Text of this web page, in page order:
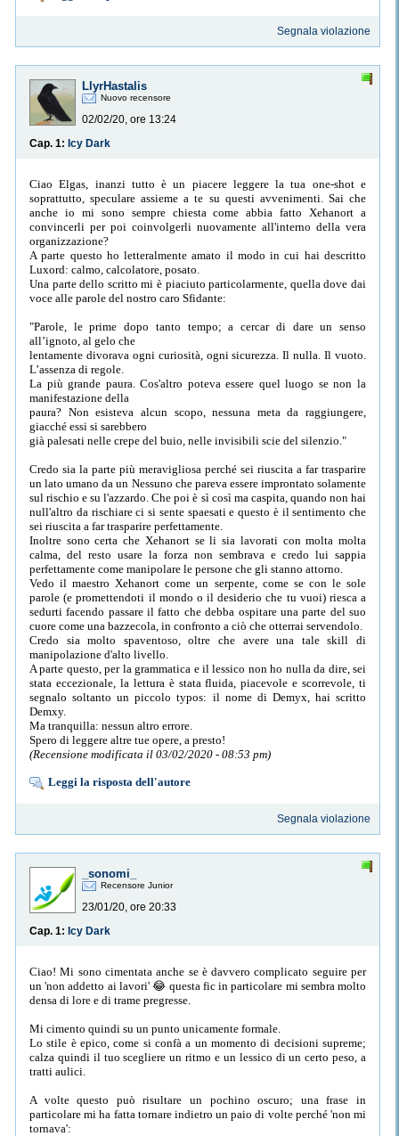
Segnala violazione
LlyrHastalis
Nuovo recensore
02/02/20, ore 13:24
Cap. 1: Icy Dark
Ciao Elgas, inanzi tutto è un piacere leggere la tua one-shot e
soprattutto, speculare assieme a te su questi avvenimenti. Sai che
anche io mi sono sempre chiesta come abbia fatto Xehanort a
convincerli per poi coinvolgerli nuovamente all'interno della vera
organizzazione?
A parte questo ho letteralmente amato il modo in cui hai descritto
Luxord: calmo, calcolatore, posato.
Una parte dello scritto mi è piaciuto particolarmente, quella dove dai
voce alle parole del nostro caro Sfidante:
"Parole, le prime dopo tanto tempo; a cercar di dare un senso
all’ignoto, al gelo che
lentamente divorava ogni curiosità, ogni sicurezza. Il nulla. Il vuoto.
L’assenza di regole.
La più grande paura. Cos'altro poteva essere quel luogo se non la
manifestazione della
paura? Non esisteva alcun scopo, nessuna meta da raggiungere,
giacché essi si sarebbero
già palesati nelle crepe del buio, nelle invisibili scie del silenzio."
Credo sia la parte più meravigliosa perché sei riuscita a far trasparire
un lato umano da un Nessuno che pareva essere improntato solamente
sul rischio e su l'azzardo. Che poi è sì così ma caspita, quando non hai
null'altro da rischiare ci si sente spaesati e questo è il sentimento che
sei riuscita a far trasparire perfettamente.
Inoltre sono certa che Xehanort se li sia lavorati con molta molta
calma, del resto usare la forza non sembrava e credo lui sappia
perfettamente come manipolare le persone che gli stanno attorno.
Vedo il maestro Xehanort come un serpente, come se con le sole
parole (e promettendoti il mondo o il desiderio che tu vuoi) riesca a
sedurti facendo passare il fatto che debba ospitare una parte del suo
cuore come una bazzecola, in confronto a ciò che otterrai servendolo.
Credo sia molto spaventoso, oltre che avere una tale skill di
manipolazione d'alto livello.
A parte questo, per la grammatica e il lessico non ho nulla da dire, sei
stata eccezionale, la lettura è stata fluida, piacevole e scorrevole, ti
segnalo soltanto un piccolo typos: il nome di Demyx, hai scritto
Demxy.
Ma tranquilla: nessun altro errore.
Spero di leggere altre tue opere, a presto!
(Recensione modificata il 03/02/2020 - 08:53 pm)
Leggi la risposta dell'autore
Segnala violazione
_sonomi_
Recensore Junior
23/01/20, ore 20:33
Cap. 1: Icy Dark
Ciao! Mi sono cimentata anche se è davvero complicato seguire per
un 'non addetto ai lavori' 😂 questa fic in particolare mi sembra molto
densa di lore e di trame pregresse.
Mi cimento quindi su un punto unicamente formale.
Lo stile è epico, come si confà a un momento di decisioni supreme;
calza quindi il tuo scegliere un ritmo e un lessico di un certo peso, a
tratti aulici.
A volte questo può risultare un pochino oscuro; una frase in
particolare mi ha fatta tornare indietro un paio di volte perché 'non mi
tornava':